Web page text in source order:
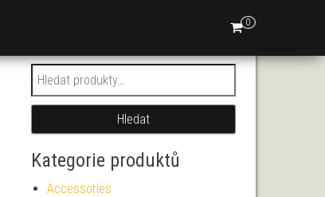
0
Hledat:
Hledat
Kategorie produktů
Accessories